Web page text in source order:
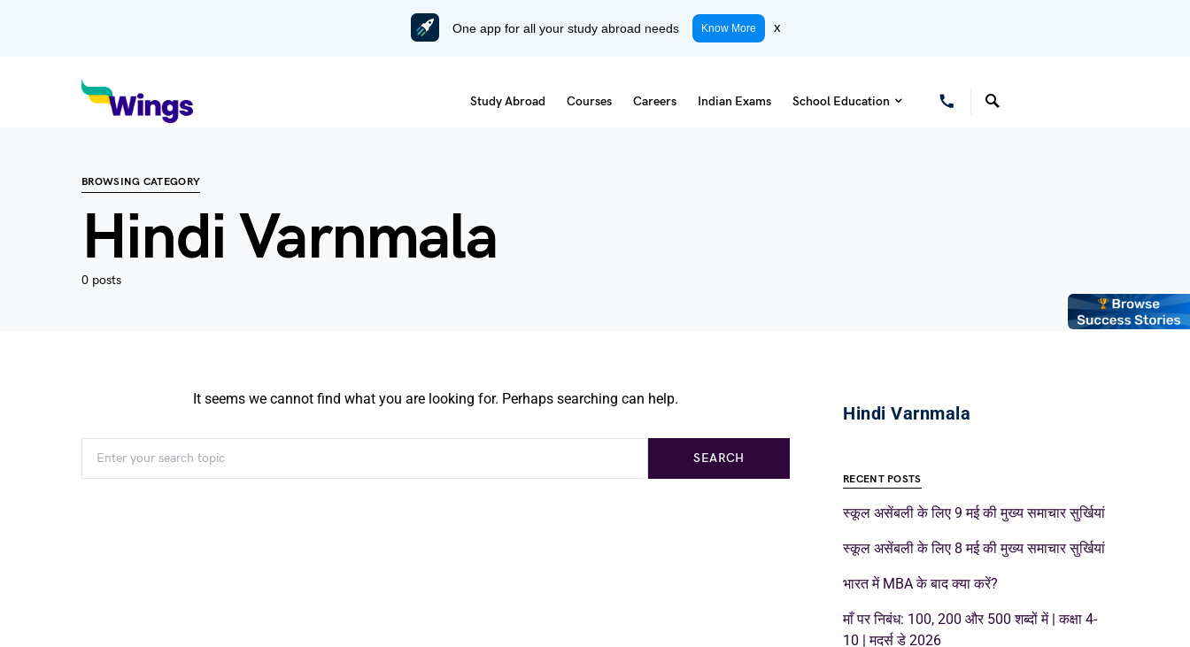
One app for all your study abroad needs Know More x
Study Abroad Courses Careers Indian Exams School Education
BROWSING CATEGORY
Hindi Varnmala
0 posts
It seems we cannot find what you are looking for. Perhaps searching can help.
SEARCH
Hindi Varnmala
RECENT POSTS
स्कूल असेंबली के लिए 9 मई की मुख्य समाचार सुर्खियां
स्कूल असेंबली के लिए 8 मई की मुख्य समाचार सुर्खियां
भारत में MBA के बाद क्या करें?
माँ पर निबंध: 100, 200 और 500 शब्दों में | कक्षा 4-
10 | मदर्स डे 2026